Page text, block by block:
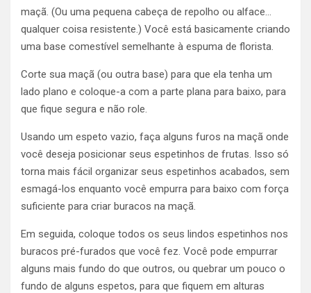
maçã. (Ou uma pequena cabeça de repolho ou alface…
qualquer coisa resistente.) Você está basicamente criando
uma base comestível semelhante à espuma de florista.
Corte sua maçã (ou outra base) para que ela tenha um
lado plano e coloque-a com a parte plana para baixo, para
que fique segura e não role.
Usando um espeto vazio, faça alguns furos na maçã onde
você deseja posicionar seus espetinhos de frutas. Isso só
torna mais fácil organizar seus espetinhos acabados, sem
esmagá-los enquanto você empurra para baixo com força
suficiente para criar buracos na maçã.
Em seguida, coloque todos os seus lindos espetinhos nos
buracos pré-furados que você fez. Você pode empurrar
alguns mais fundo do que outros, ou quebrar um pouco o
fundo de alguns espetos, para que fiquem em alturas